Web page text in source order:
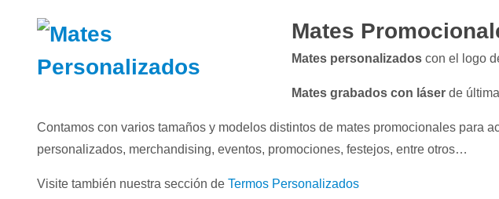
Mates
Mates personalizados con el logo
Mates grabados con láser de
Contamos con varios tamaños y modelos distintos de mates promocionales para
personalizados, merchandising, eventos, promociones, festejos, entre otros…
Visite también nuestra sección de Termos Personalizados